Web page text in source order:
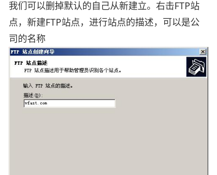
我们可以删掉默认的自己从新建立。右击FTP站
点，新建FTP站点，进行站点的描述，可以是公
司的名称